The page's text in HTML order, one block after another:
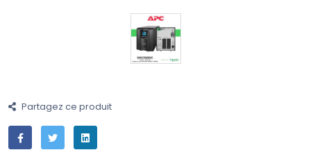
Partagez ce produit